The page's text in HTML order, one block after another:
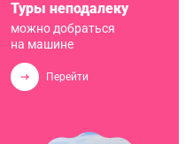
Туры неподалеку
можно добраться
на машине
Перейти